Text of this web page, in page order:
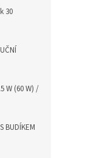
30
W (60 W) /
BUDÍKEM